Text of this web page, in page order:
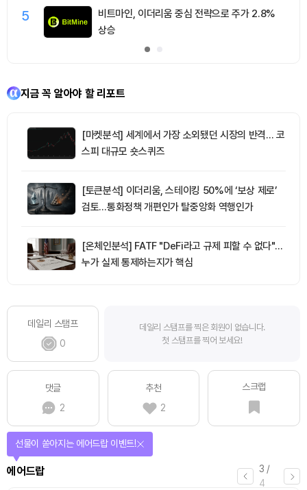
5
비트마인, 이더리움 중심 전략으로 주가 2.8%
상승
지금 꼭 알아야 할 리포트
[마켓분석] 세계에서 가장 소외됐던 시장의 반격… 코
스피 대규모 숏스퀴즈
[토큰분석] 이더리움, 스테이킹 50%에 ‘보상 제로’
검토…통화정책 개편인가 탈중앙화 역행인가
[온체인분석] FATF "DeFi라고 규제 피할 수 없다"…
누가 실제 통제하는지가 핵심
데일리 스탬프
0
데일리 스탬프를 찍은 회원이 없습니다.
첫 스탬프를 찍어 보세요!
댓글
2
추천
2
스크랩
4 /
4
퀴즈
퀴즈풀고 선물 받자!